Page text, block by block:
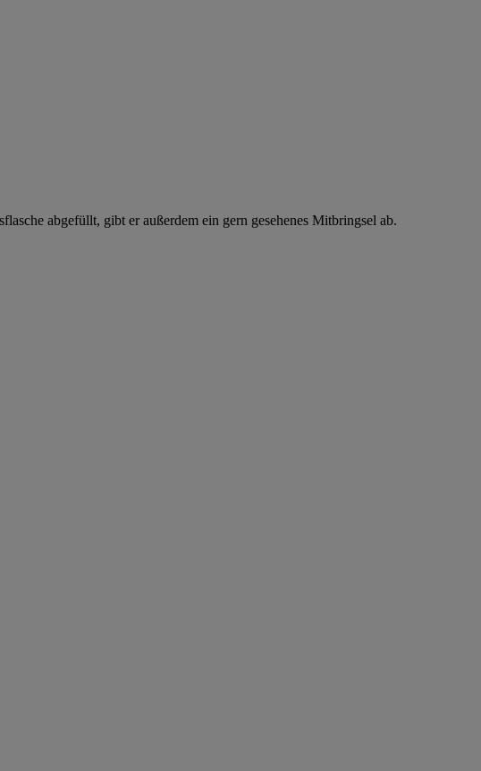
abgefüllt, gibt er außerdem ein gern gesehenes Mitbringsel ab.